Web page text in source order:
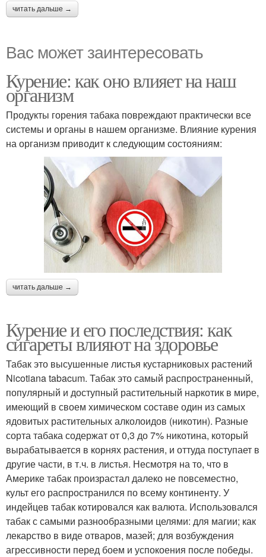
читать дальше →
Вас может заинтересовать
Курение: как оно влияет на наш
организм
Продукты горения табака повреждают практически все
системы и органы в нашем организме. Влияние курения
на организм приводит к следующим состояниям:
читать дальше →
Курение и его последствия: как
сигареты влияют на здоровье
Табак это высушенные листья кустарниковых растений
Nicotiana tabacum. Табак это самый распространенный,
популярный и доступный растительный наркотик в мире,
имеющий в своем химическом составе один из самых
ядовитых растительных алколоидов (никотин). Разные
сорта табака содержат от 0,3 до 7% никотина, который
вырабатывается в корнях растения, и оттуда поступает в
другие части, в т.ч. в листья. Несмотря на то, что в
Америке табак произрастал далеко не повсеместно,
культ его распространился по всему континенту. У
индейцев табак котировался как валюта. Использовался
табак с самыми разнообразными целями: для магии; как
лекарство в виде отваров, мазей; для возбуждения
агрессивности перед боем и успокоения после победы.